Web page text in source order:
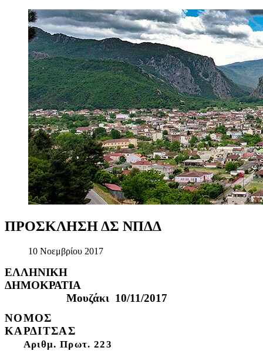
ΠΡΟΣΚΛΗΣΗΔΣ ΝΠΔΔ
10 Νοεμβρίου 2017
ΕΛΛΗΝΙΚΗ
ΔΗΜΟΚΡΑΤΙΑ
Μουζάκι 10/11/2017
ΝΟΜΟΣ
Αριθμ. Πρωτ. 223